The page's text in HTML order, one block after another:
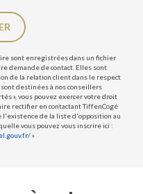
sont enregistrées dans un fichier
demande de contact. Elles sont
de la relation client dans le respect
destinées à nos conseillers
», vous pouvez exercer votre droit
rectifier en contactant TiffenCogé
l'existence de la liste d'opposition au
vous pouvez vous inscrire ici :
»